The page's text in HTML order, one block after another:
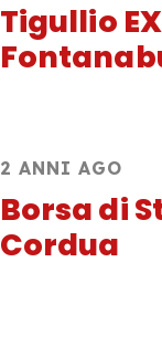
Tigullio
2 ANNI AGO
Borsa di
Cordua